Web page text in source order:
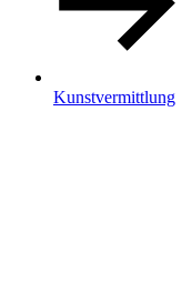
Kunstvermittlung